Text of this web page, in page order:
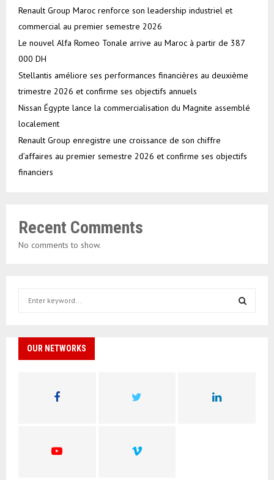
Renault Group Maroc renforce son leadership industriel et
commercial au premier semestre 2026
Le nouvel Alfa Romeo Tonale arrive au Maroc à partir de 387
000 DH
Stellantis améliore ses performances financières au deuxième
trimestre 2026 et confirme ses objectifs annuels
Nissan Égypte lance la commercialisation du Magnite assemblé
localement
Renault Group enregistre une croissance de son chiffre
d’affaires au premier semestre 2026 et confirme ses objectifs
financiers
Recent Comments
No comments to show.
h
OUR NETWORKS